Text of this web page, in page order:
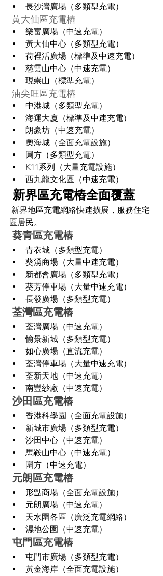
長沙灣廣場（多類型充電）
黃大仙區充電樁
樂富廣場（中速充電）
黃大仙中心（多類型充電）
荷裡活廣場（標準及中速充電）
慈雲山中心（中速充電）
現崇山（標準充電）
油尖旺區充電樁
中港城（多類型充電）
海運大廈（標準及中速充電）
朗豪坊（中速充電）
奧海城（全面充電設施）
圓方（多類型充電）
K11系列（大量充電設施）
西九龍文化區（中速充電）
新界區充電樁全面覆蓋
新界地區充電網絡快速擴展，服務住宅
區居民。
葵青區充電樁
青衣城（多類型充電）
葵湧商場（大量中速充電）
新都會廣場（多類型充電）
葵芳停車場（大量中速充電）
長發廣場（多類型充電）
荃灣區充電樁
荃灣廣場（中速充電）
愉景新城（多類型充電）
如心廣場（直流充電）
荃灣停車場（大量中速充電）
荃新天地（中速充電）
南豐紗廠（中速充電）
沙田區充電樁
香港科學園（全面充電設施）
新城市廣場（多類型充電）
沙田中心（中速充電）
馬鞍山中心（中速充電）
圍方（中速充電）
元朗區充電樁
形點商場（全面充電設施）
元朗廣場（中速充電）
天水圍各區（廣泛充電網絡）
濕地公園（中速充電）
屯門區充電樁
屯門市廣場（多類型充電）
黃金海岸（全面充電設施）